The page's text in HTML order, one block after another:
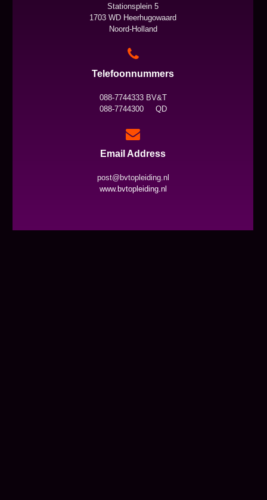
Stationsplein 5
1703 WD Heerhugowaard
Noord-Holland
Telefoonnummers
088-7744333 BV&T
088-7744300 QD
Email Address
post@bvtopleiding.nl
www.bvtopleiding.nl